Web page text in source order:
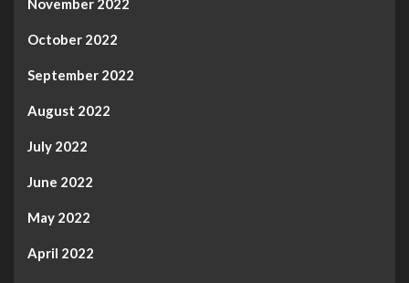
November 2022
October 2022
September 2022
August 2022
July 2022
June 2022
May 2022
April 2022